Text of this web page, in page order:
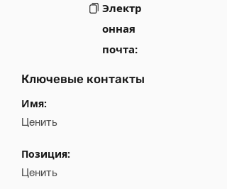
Электр
онная
почта:
Ключевые контакты
Имя:
Ценить
Позиция:
Ценить